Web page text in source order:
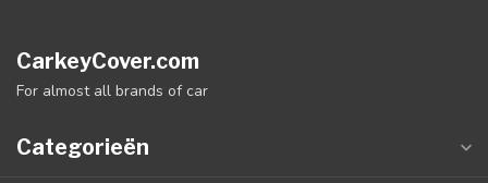
CarkeyCover.com
For almost all brands of car
Categorieën